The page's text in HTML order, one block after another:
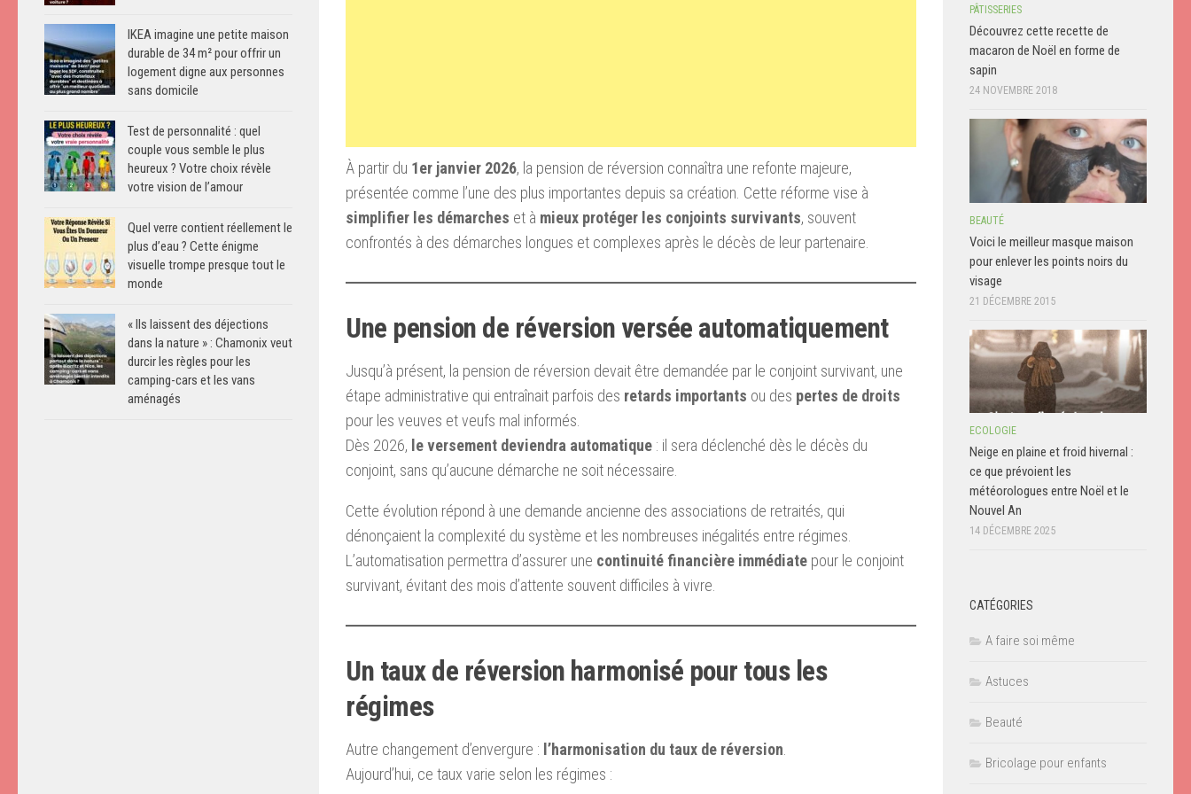
À partir du 1er janvier 2026, la pension de réversion connaîtra une refonte majeure,
présentée comme l’une des plus importantes depuis sa création. Cette réforme vise à
simplifier les démarches et à mieux protéger les conjoints survivants, souvent
confrontés à des démarches longues et complexes après le décès de leur partenaire.
Une pension de réversion versée automatiquement
Jusqu’à présent, la pension de réversion devait être demandée par le conjoint survivant, une
étape administrative qui entraînait parfois des retards importants ou des pertes de droits
pour les veuves et veufs mal informés.
Dès 2026, le versement deviendra automatique : il sera déclenché dès le décès du
conjoint, sans qu’aucune démarche ne soit nécessaire.
Cette évolution répond à une demande ancienne des associations de retraités, qui
dénonçaient la complexité du système et les nombreuses inégalités entre régimes.
L’automatisation permettra d’assurer une continuité financière immédiate pour le conjoint
survivant, évitant des mois d’attente souvent difficiles à vivre.
Un taux de réversion harmonisé pour tous les
régimes
Autre changement d’envergure : l’harmonisation du taux de réversion
Aujourd’hui, ce taux varie selon les régimes :
IKEA imagine une petite maison
durable de 34 m² pour offrir un
logement digne aux personnes
sans domicile
Test de personnalité : quel
couple vous semble le plus
heureux ? Votre choix révèle
votre vision de l’amour
Quel verre contient réellement le
plus d’eau ? Cette énigme
visuelle trompe presque tout le
monde
« Ils laissent des déjections
dans la nature » : Chamonix veut
durcir les règles pour les
camping-cars et les vans
aménagés
PÂTISSERIES
Découvrez cette recette de
macaron de Noël en forme de
sapin
24 NOVEMBRE 2018
BEAUTÉ
Voici le meilleur masque maison
pour enlever les points noirs du
visage
21 DÉCEMBRE 2015
ECOLOGIE
Neige en plaine et froid hivernal :
ce que prévoient les
météorologues entre Noël et le
Nouvel An
14 DÉCEMBRE 2025
CATÉGORIES
A faire soi même
Astuces
Beauté
Bricolage pour enfants